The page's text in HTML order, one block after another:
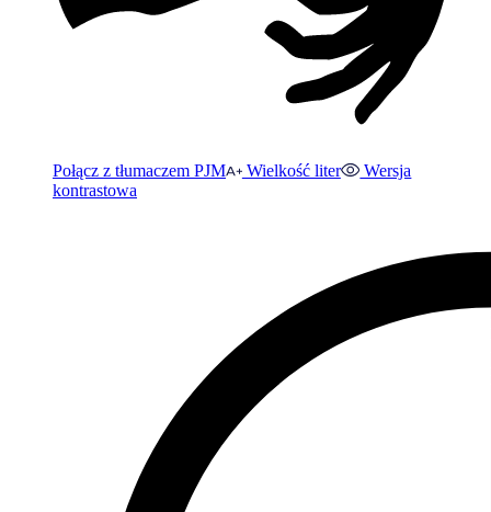
Połącz z tłumaczem PJM Wielkość liter
Wersja
kontrastowa